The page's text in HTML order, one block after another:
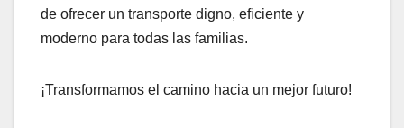
de ofrecer un transporte digno, eficiente y
moderno para todas las familias.
¡Transformamos el camino hacia un mejor futuro!